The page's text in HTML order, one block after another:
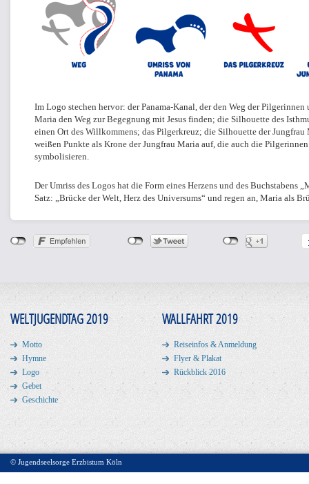
Im Logo stechen hervor: der Panama-Kanal, der den Weg der
Maria den Weg zur Begegnung mit Jesus finden; die Silhouette des
einen Ort des Willkommens; das Pilgerkreuz; die Silhouette der
weißen Punkte als Krone der Jungfrau Maria auf, die auch die
symbolisieren.
Der Umriss des Logos hat die Form eines Herzens und des Buchstabens
Satz: „Brücke der Welt, Herz des Universums“ und regen an, Maria als
WELTJUGENDTAG 2019
Motto
Hymne
Logo
Gebet
Geschichte
WALLFAHRT 2019
Reiseinfos & Anmeldung
Flyer & Plakat
Rückblick 2016
© Jugendseelsorge Erzbistum Köln